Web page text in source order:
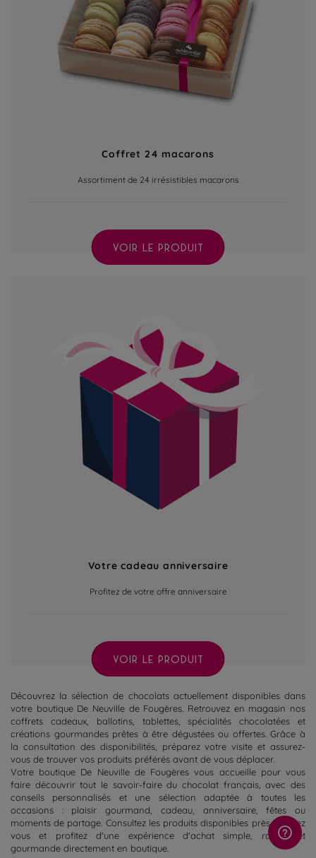
Coffret 24 macarons
Assortiment de 24 irrésistibles macarons
VOIR LE PRODUIT
Votre cadeau anniversaire
Profitez de votre offre anniversaire
VOIR LE PRODUIT
Découvrez la sélection de chocolats actuellement disponibles dans
votre boutique De Neuville de Fougères. Retrouvez en magasin nos
coffrets cadeaux, ballotins, tablettes, spécialités chocolatées et
créations gourmandes prêtes à être dégustées ou offertes. Grâce à
la consultation des disponibilités, préparez votre visite et assurez-
vous de trouver vos produits préférés avant de vous déplacer.
Votre boutique De Neuville de Fougères vous accueille pour vous
faire découvrir tout le savoir-faire du chocolat français, avec des
conseils personnalisés et une sélection adaptée à toutes les
occasions : plaisir gourmand, cadeau, anniversaire, fêtes ou
moments de partage. Consultez les produits disponibles près de chez
vous et profitez d'une expérience d'achat simple, rapide et
gourmande directement en boutique.